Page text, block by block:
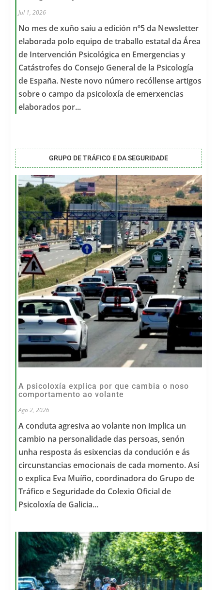
Jul 1, 2026
No mes de xuño saíu a edición nº5 da Newsletter
elaborada polo equipo de traballo estatal da Área
de Intervención Psicológica en Emergencias y
Catástrofes do Consejo General de la Psicología
de España. Neste novo número recóllense artigos
sobre o campo da psicoloxía de emerxencias
elaborados por...
GRUPO DE TRÁFICO E DA SEGURIDADE
A psicoloxía explica por que cambia o noso
comportamento ao volante
Ago 2, 2026
A conduta agresiva ao volante non implica un
cambio na personalidade das persoas, senón
unha resposta ás esixencias da condución e ás
circunstancias emocionais de cada momento. Así
o explica Eva Muíño, coordinadora do Grupo de
Tráfico e Seguridade do Colexio Oficial de
Psicoloxía de Galicia...